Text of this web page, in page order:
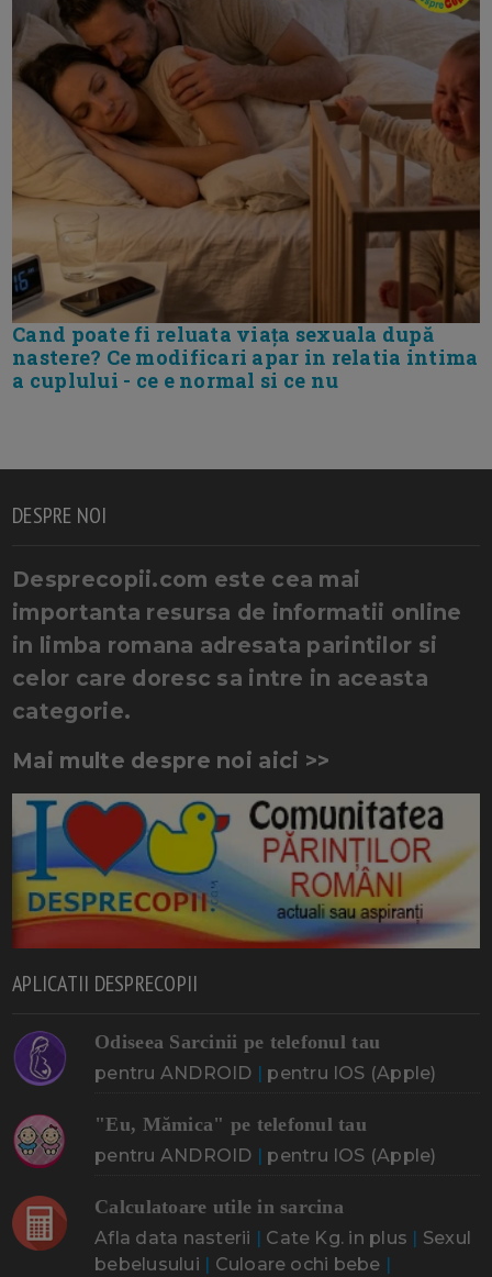
Cand poate fi reluata viața sexuala după
nastere? Ce modificari apar in relatia intima
a cuplului - ce e normal si ce nu
DESPRE NOI
Desprecopii.com este cea mai
importanta resursa de informatii online
in limba romana adresata parintilor si
celor care doresc sa intre in aceasta
categorie.
Mai multe despre noi aici >>
APLICATII DESPRECOPII
Odiseea Sarcinii pe telefonul tau
pentru ANDROID pentru IOS (Apple)
"Eu, Mămica" pe telefonul tau
pentru ANDROID pentru IOS (Apple)
Calculatoare utile in sarcina
Afla data nasterii Cate Kg. in plus
Sexul
bebelusului
Culoare ochi bebe